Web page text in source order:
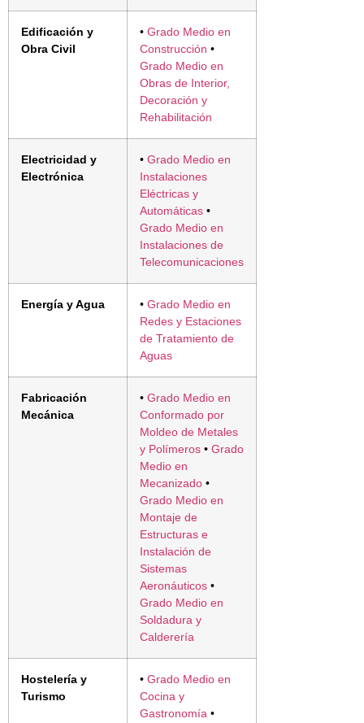
Edificación y
Obra Civil
• Grado Medio en
Construcción •
Grado Medio en
Obras de Interior,
Decoración y
Rehabilitación
Electricidad y
Electrónica
• Grado Medio en
Instalaciones
Eléctricas y
Automáticas •
Grado Medio en
Instalaciones de
Telecomunicaciones
Energía y Agua • Grado Medio en
Redes y Estaciones
de Tratamiento de
Aguas
Fabricación
Mecánica
• Grado Medio en
Conformado por
Moldeo de Metales
y Polímeros • Grado
Medio en
Mecanizado •
Grado Medio en
Montaje de
Estructuras e
Instalación de
Sistemas
Aeronáuticos •
Grado Medio en
Soldadura y
Calderería
Hostelería y
Turismo
• Grado Medio en
Cocina y
Gastronomía •